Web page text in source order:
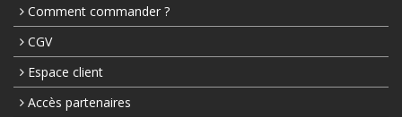
Comment commander ?
CGV
Espace client
Accès partenaires